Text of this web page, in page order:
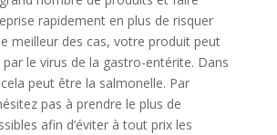
rapidement en plus de risquer
meilleur des cas, votre produit peut
le virus de la gastro-entérite. Dans
peut être la salmonelle. Par
pas à prendre le plus de
afin d’éviter à tout prix les